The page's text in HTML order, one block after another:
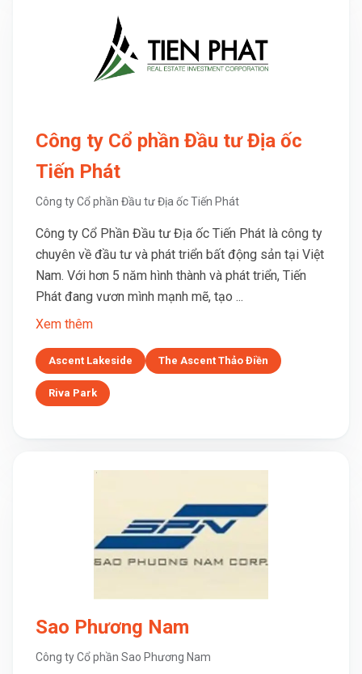
Công ty Cổ phần Đầu tư Địa ốc
Tiến Phát
Công ty Cổ phần Đầu tư Địa ốc Tiến Phát
Công ty Cổ Phần Đầu tư Địa ốc Tiến Phát là công ty
chuyên về đầu tư và phát triển bất động sản tại Việt
Nam. Với hơn 5 năm hình thành và phát triển, Tiến
Phát đang vươn mình mạnh mẽ, tạo ...
Xem thêm
Ascent Lakeside The Ascent Thảo Điền
Riva Park
Sao Phương Nam
Công ty Cổ phần Sao Phương Nam